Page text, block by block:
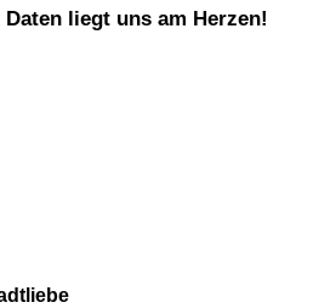
liegt uns am Herzen!